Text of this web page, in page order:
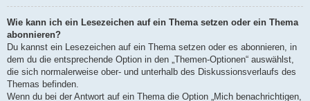
Wie kann ich ein Lesezeichen auf ein Thema setzen oder ein Thema
abonnieren?
Du kannst ein Lesezeichen auf ein Thema setzen oder es abonnieren, in
dem du die entsprechende Option in den „Themen-Optionen“ auswählst,
die sich normalerweise ober- und unterhalb des Diskussionsverlaufs des
Themas befinden.
Wenn du bei der Antwort auf ein Thema die Option „Mich benachrichtigen,